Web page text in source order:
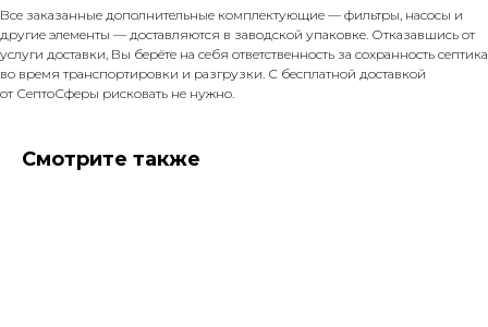
Все заказанные дополнительные комплектующие — фильтры, насосы и
другие элементы — доставляются в заводской упаковке. Отказавшись от
услуги доставки, Вы берёте на себя ответственность за сохранность септика
во время транспортировки и разгрузки. С бесплатной доставкой
от СептоСферы рисковать не нужно.
Смотрите также